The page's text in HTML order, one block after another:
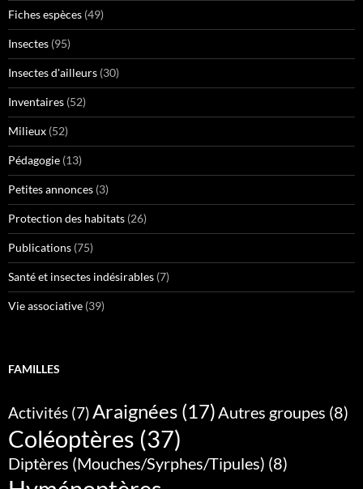
Fiches espèces (49)
Insectes (95)
Insectes d'ailleurs (30)
Inventaires (52)
Milieux (52)
Pédagogie (13)
Petites annonces (3)
Protection des habitats (26)
Publications (75)
Santé et insectes indésirables (7)
Vie associative (39)
FAMILLES
Activités (7) Araignées (17) Autres groupes (8)
Coléoptères (37)
Diptères (Mouches/Syrphes/Tipules) (8)